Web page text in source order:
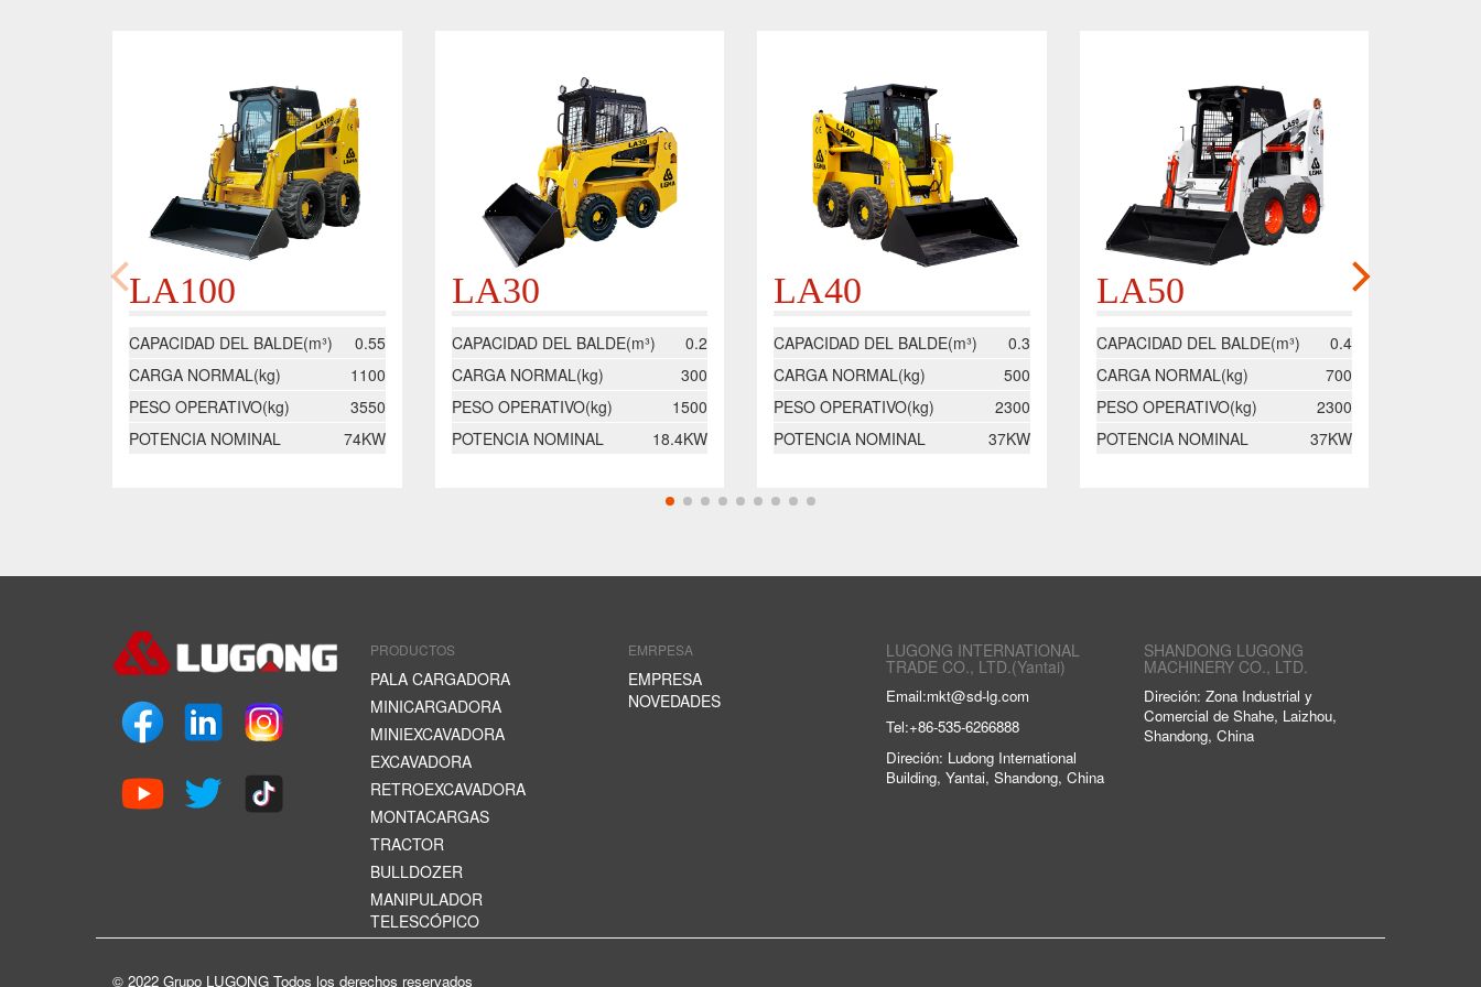
LA100
CAPACIDAD DEL BALDE(m³)
0.55
CARGA NORMAL(kg)
1100
PESO OPERATIVO(kg)
3550
POTENCIA NOMINAL
74KW
LA30
CAPACIDAD DEL BALDE(m³)
0.2
CARGA NORMAL(kg)
300
PESO OPERATIVO(kg)
1500
POTENCIA NOMINAL
18.4KW
LA40
CAPACIDAD DEL BALDE(m³)
0.3
CARGA NORMAL(kg)
500
PESO OPERATIVO(kg)
2300
POTENCIA NOMINAL
37KW
LA50
CAPACIDAD DEL BALDE(m³)
0.4
CARGA NORMAL(kg)
700
PESO OPERATIVO(kg)
2300
POTENCIA NOMINAL
37KW
PRODUCTOS
PALA CARGADORA
MINICARGADORA
MINIEXCAVADORA
EXCAVADORA
RETROEXCAVADORA
MONTACARGAS
TRACTOR
BULLDOZER
MANIPULADOR
TELESCÓPICO
EMRPESA
EMPRESA
NOVEDADES
LUGONG INTERNATIONAL
TRADE CO., LTD.(Yantai)
Email:mkt@sd-lg.com
Tel:+86-535-6266888
Direción: Ludong International
Building, Yantai, Shandong, China
SHANDONG LUGONG
MACHINERY CO., LTD.
Direción: Zona Industrial y
Comercial de Shahe, Laizhou,
Shandong, China
© 2022 Grupo LUGONG Todos los derechos reservados